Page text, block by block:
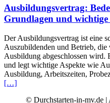
Ausbildungsvertrag:
Grundlagen und wichtige
Der Ausbildungsvertrag ist eine
Auszubildenden und Betrieb,
Ausbildung abgeschlossen wird.
und legt wichtige Aspekte wie
Ausbildung, Arbeitszeiten,
[…]
© Durchstarten-in-mv.de |